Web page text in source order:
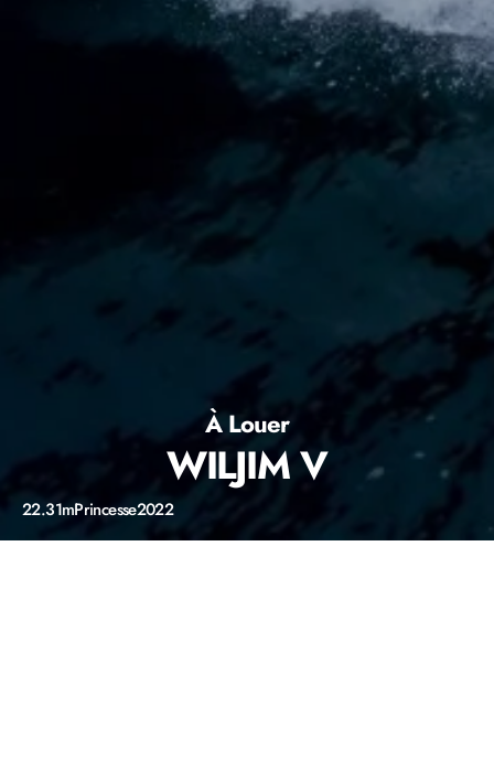
À Louer
WILJIM V
22.31mPrincesse2022